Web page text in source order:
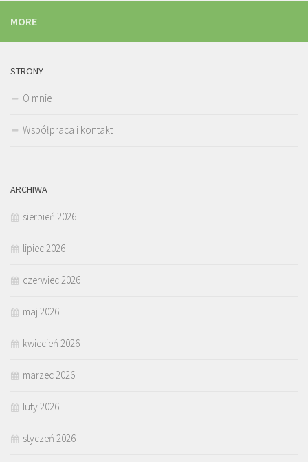
MORE
STRONY
O mnie
Współpraca i kontakt
ARCHIWA
sierpień 2026
lipiec 2026
czerwiec 2026
maj 2026
kwiecień 2026
marzec 2026
luty 2026
styczeń 2026